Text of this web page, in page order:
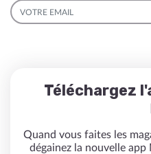
EMAIL
Téléchargez
Quand vous faites les
dégainez la nouvelle